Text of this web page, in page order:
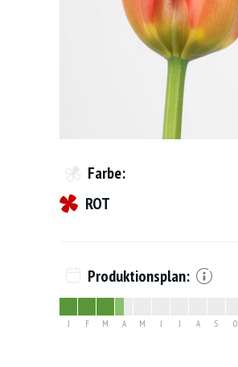
Farbe:
ROT
Produktionsplan:
J F M A M J J A S O